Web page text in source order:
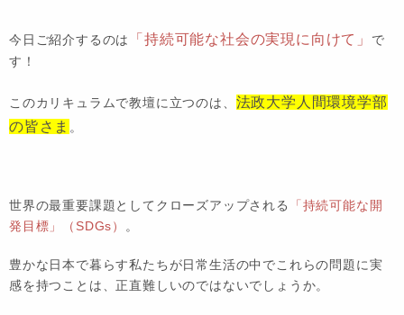
今日ご紹介するのは 「持続可能な社会の実現に向けて」 で
す！
このカリキュラムで教壇に立つのは、 法政大学人間環境学部
の皆さま 。
世界の最重要課題としてクローズアップされる
「持続可能な開
発目標」（SDGs）
。
豊かな日本で暮らす私たちが日常生活の中でこれらの問題に実
感を持つことは、正直難しいのではないでしょうか。